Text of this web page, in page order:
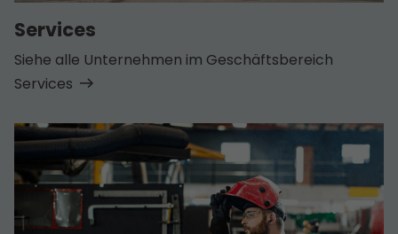
Services
Siehe alle Unternehmen im Geschäfts­bereich
Services